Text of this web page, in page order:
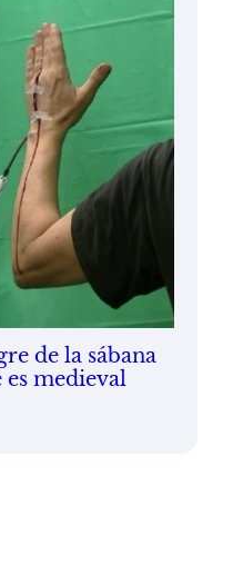
de la sábana
medieval